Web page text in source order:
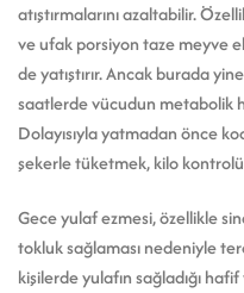
atıştırmalarını azaltabilir.
ve ufak porsiyon taze meyve
de yatıştırır. Ancak burada
saatlerde vücudun metabolik
Dolayısıyla yatmadan önce
şekerle tüketmek, kilo kontrolü
Gece yulaf ezmesi, özellikle
tokluk sağlaması nedeniyle
kişilerde yulafın sağladığı